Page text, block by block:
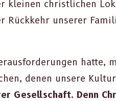
kleinen christlichen
unser­er
hat­te,
denen unsere
Gesellschaft. Denn